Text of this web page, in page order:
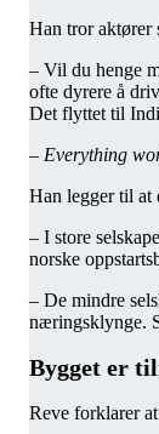
Han tror aktører
– Vil du henge
ofte dyrere å
Det flyttet til
– Everything
Han legger til at
– I store
norske
– De mindre
næringsklynge.
Bygget er
Reve forklarer